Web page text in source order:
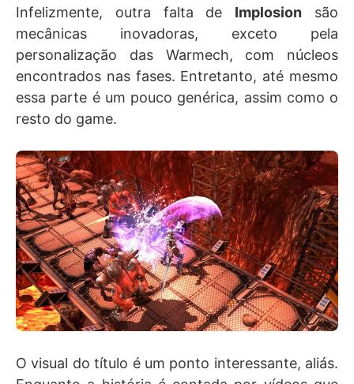
Infelizmente, outra falta de Implosion são
mecânicas inovadoras, exceto pela
personalização das Warmech, com núcleos
encontrados nas fases. Entretanto, até mesmo
essa parte é um pouco genérica, assim como o
resto do game.
O visual do título é um ponto interessante, aliás.